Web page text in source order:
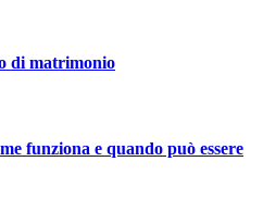
di matrimonio
funziona e quando può essere